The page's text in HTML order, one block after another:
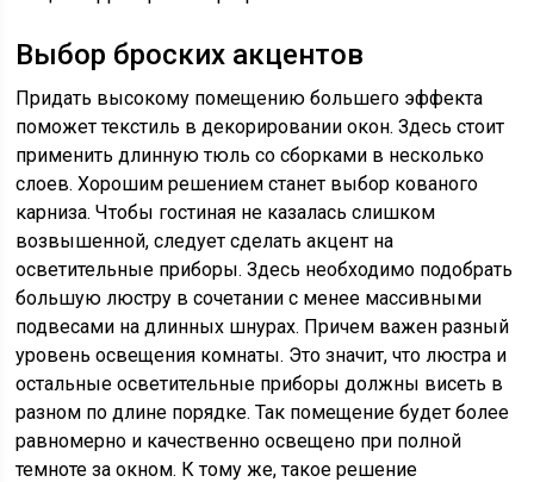
Выбор броских акцентов
Придать высокому помещению большего эффекта
поможет текстиль в декорировании окон. Здесь стоит
применить длинную тюль со сборками в несколько
слоев. Хорошим решением станет выбор кованого
карниза. Чтобы гостиная не казалась слишком
возвышенной, следует сделать акцент на
осветительные приборы. Здесь необходимо подобрать
большую люстру в сочетании с менее массивными
подвесами на длинных шнурах. Причем важен разный
уровень освещения комнаты. Это значит, что люстра и
остальные осветительные приборы должны висеть в
разном по длине порядке. Так помещение будет более
равномерно и качественно освещено при полной
темноте за окном. К тому же, такое решение